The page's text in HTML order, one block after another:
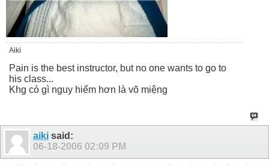
Aiki
Pain is the best instructor, but no one wants to go to
his class...
Khg có gì nguy hiểm hơn là võ miệng
aiki said:
06-18-2006 02:09 PM